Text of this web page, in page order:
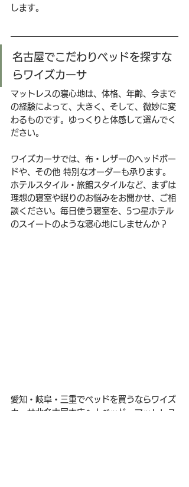
します。
名古屋でこだわりベッドを探すな
らワイズカーサ
マットレスの寝心地は、体格、年齢、今まで
の経験によって、大きく、そして、微妙に変
わるものです。ゆっくりと体感して選んでく
ださい。
ワイズカーサでは、布・レザーのヘッドボー
ドや、その他 特別なオーダーも承ります。
ホテルスタイル・旅館スタイルなど、まずは
理想の寝室や眠りのお悩みをお聞かせ、ご相
談ください。毎日使う寝室を、5つ星ホテル
のスイートのような寝心地にしませんか？
愛知・岐阜・三重でベッドを買うならワイズ
カーサ北名古屋本店へ！ベッド・マットレス